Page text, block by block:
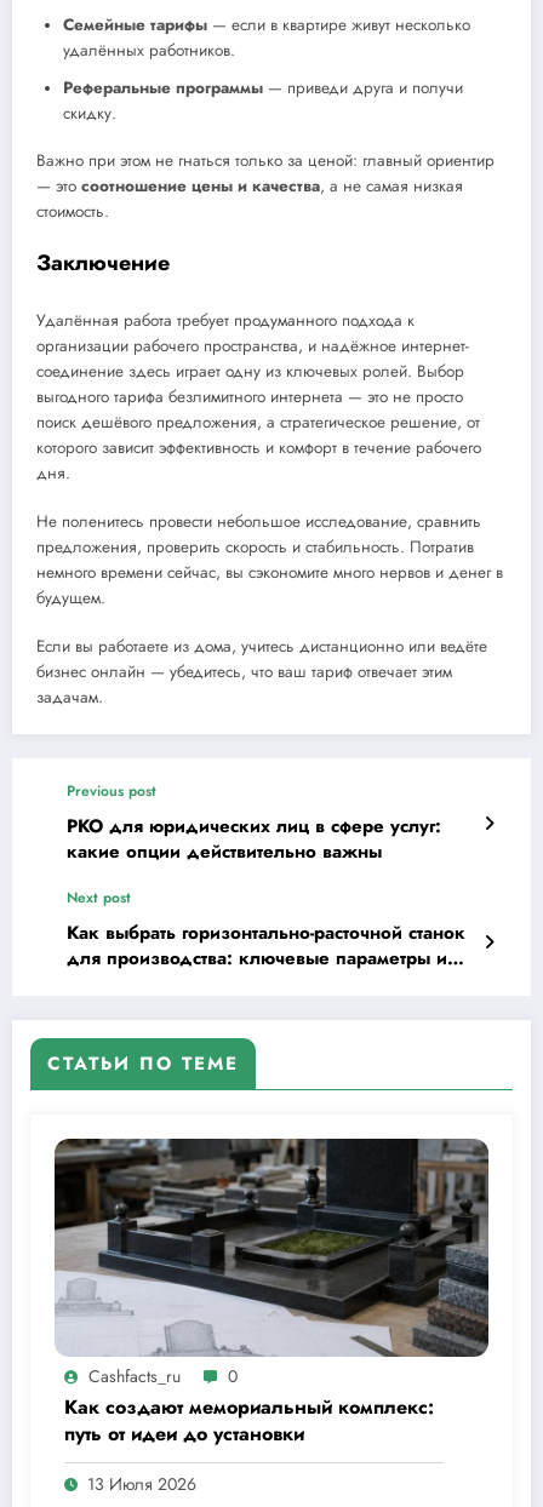
Семейные тарифы — если в квартире живут несколько
удалённых работников.
Реферальные программы — приведи друга и получи
скидку.
Важно при этом не гнаться только за ценой: главный ориентир
— это соотношение цены и качества, а не самая низкая
стоимость.
Заключение
Удалённая работа требует продуманного подхода к
организации рабочего пространства, и надёжное интернет-
соединение здесь играет одну из ключевых ролей. Выбор
выгодного тарифа безлимитного интернета — это не просто
поиск дешёвого предложения, а стратегическое решение, от
которого зависит эффективность и комфорт в течение рабочего
дня.
Не поленитесь провести небольшое исследование, сравнить
предложения, проверить скорость и стабильность. Потратив
немного времени сейчас, вы сэкономите много нервов и денег в
будущем.
Если вы работаете из дома, учитесь дистанционно или ведёте
бизнес онлайн — убедитесь, что ваш тариф отвечает этим
задачам.
Previous post
РКО для юридических лиц в сфере услуг:
какие опции действительно важны
Next post
Как выбрать горизонтально-расточной станок
для производства: ключевые параметры и
СТАТЬИ ПО ТЕМЕ
Cashfacts_ru 0
Как создают мемориальный комплекс:
путь от идеи до установки
13 Июля 2026